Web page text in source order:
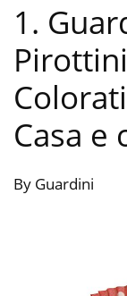
1.
Casa e
By Guardini